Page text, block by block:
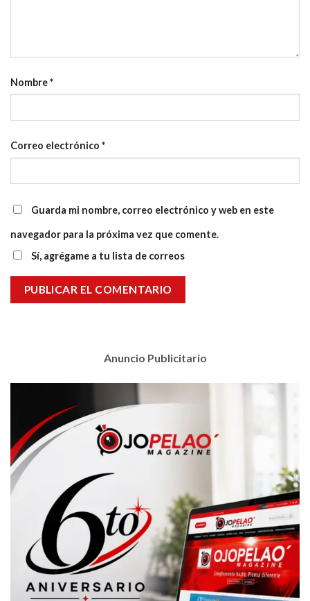
Nombre*
Correo electrónico *
Guarda mi nombre, correo electrónico y web en este
navegador para la próxima vez que comente.
Sí, agrégame a tu lista de correos
Anuncio Publicitario